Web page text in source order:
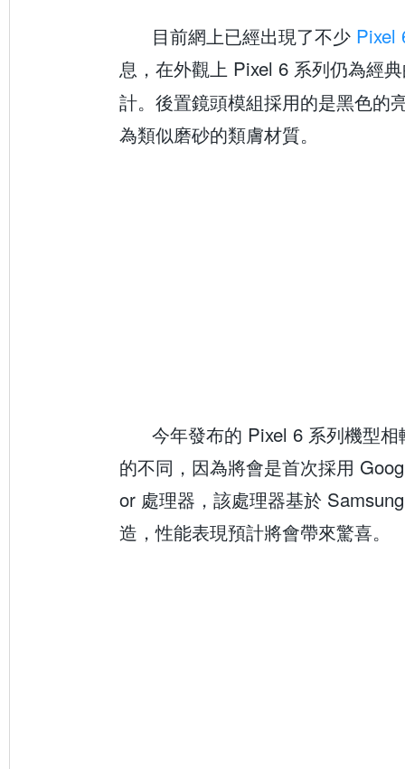
目前網上已經出現了不少 Pixel
息，在外觀上 Pixel 6 系列仍為經
計。後置鏡頭模組採用的是黑色的
為類似磨砂的類膚材質。
今年發布的 Pixel 6 系列機型
的不同，因為將會是首次採用
or 處理器，該處理器基於
造，性能表現預計將會帶來驚喜。